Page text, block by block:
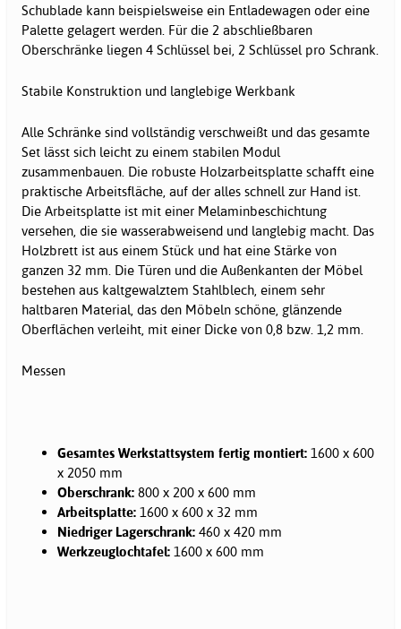
Schublade kann beispielsweise ein Entladewagen oder eine
Palette gelagert werden. Für die 2 abschließbaren
Oberschränke liegen 4 Schlüssel bei, 2 Schlüssel pro Schrank.
Stabile Konstruktion und langlebige Werkbank
Alle Schränke sind vollständig verschweißt und das gesamte
Set lässt sich leicht zu einem stabilen Modul
zusammenbauen. Die robuste Holzarbeitsplatte schafft eine
praktische Arbeitsfläche, auf der alles schnell zur Hand ist.
Die Arbeitsplatte ist mit einer Melaminbeschichtung
versehen, die sie wasserabweisend und langlebig macht. Das
Holzbrett ist aus einem Stück und hat eine Stärke von
ganzen 32 mm. Die Türen und die Außenkanten der Möbel
bestehen aus kaltgewalztem Stahlblech, einem sehr
haltbaren Material, das den Möbeln schöne, glänzende
Oberflächen verleiht, mit einer Dicke von 0,8 bzw. 1,2 mm.
Messen
Gesamtes Werkstattsystem fertig montiert: 1600 x 600
x 2050 mm
Oberschrank: 800 x 200 x 600 mm
Arbeitsplatte: 1600 x 600 x 32 mm
Niedriger Lagerschrank: 460 x 420 mm
Werkzeuglochtafel: 1600 x 600 mm